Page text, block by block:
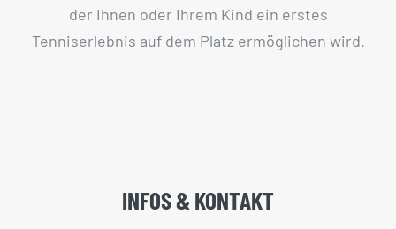
der Ihnen oder Ihrem Kind ein erstes
Tenniserlebnis auf dem Platz ermöglichen wird.
INFOS & KONTAKT